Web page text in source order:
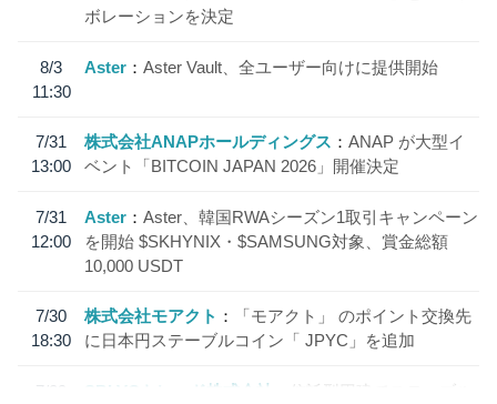
ボレーションを決定
8/3
11:30
Aster Aster Vault、全ユーザー向けに提供開始
7/31
13:00
株式会社ANAPホールディングス
ANAP が大型イ
ベント「BITCOIN JAPAN 2026」開催決定
7/31
12:00
Aster
Aster、韓国RWAシーズン1取引キャンペーン
を開始 $SKHYNIX・$SAMSUNG対象、賞金総額
10,000 USDT
7/30
18:30
株式会社モアクト
「モアクト」 のポイント交換先
に日本円ステーブルコイン「 JPYC」を追加
7/29 SBI VCトレード株式会社 信託型円建てステーブル